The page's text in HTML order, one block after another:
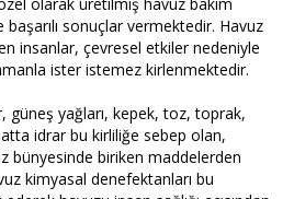
başarılı sonuçlar vermektedir. Havuz
insanlar, çevresel etkiler nedeniyle
ister istemez kirlenmektedir.
güneş yağları, kepek, toz, toprak,
idrar bu kirliliğe sebep olan,
bünyesinde biriken maddelerden
kimyasal denefektanları bu